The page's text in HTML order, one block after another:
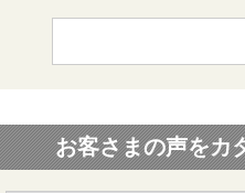
お客さまの声をカ